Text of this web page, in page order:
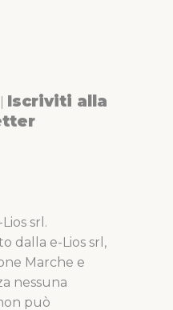
Iscriviti alla
srl.
dalla e-Lios srl,
Marche e
nessuna
può